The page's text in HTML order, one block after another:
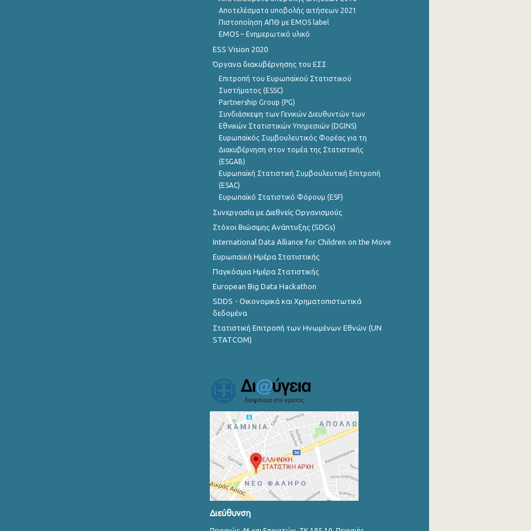
Αποτελέσματα υποβολής αιτήσεων 2021
Πιστοποίηση ΑΠΘ με EMOS label
EMOS – Ενημερωτικό υλικό
ESS Vision 2020
Όργανα διακυβέρνησης του ΕΣΣ
Επιτροπή του Ευρωπαϊκού Στατιστικού
Συστήματος (ESSC)
Partnership Group (PG)
Συνδιάσκεψη των Γενικών Διευθυντών των
Εθνικών Στατιστικών Υπηρεσιών (DGINS)
Ευρωπαϊκός Συμβουλευτικός Φορέας για τη
Διακυβέρνηση στον τομέα της Στατιστικής
(ESGAB)
Ευρωπαϊκή Στατιστική Συμβουλευτική Επιτροπή
(ESAC)
Ευρωπαϊκό Στατιστικό Φόρουμ (ESF)
Συνεργασία με Διεθνείς Οργανισμούς
Στόχοι Βιώσιμης Ανάπτυξης (SDGs)
International Data Alliance for Children on the Move
Ευρωπαϊκή Ημέρα Στατιστικής
Παγκόσμια Ημέρα Στατιστικής
European Big Data Hackathon
SDDS - Οικονομικά και Χρηματοπιστωτικά
δεδομένα
Στατιστική Επιτροπή των Ηνωμένων Εθνών (UN
STATCOM)
Διεύθυνση